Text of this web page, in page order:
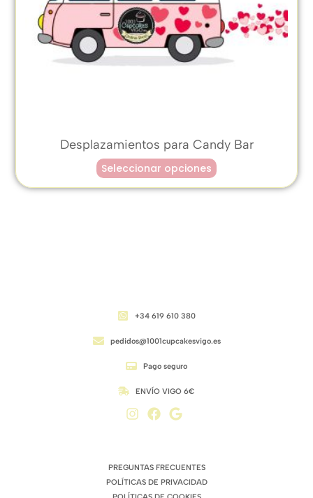
Desplazamientos para Candy Bar
Seleccionar opciones
+34 619 610 380
pedidos@1001cupcakesvigo.es
Pago seguro
ENVÍO VIGO 6€
PREGUNTAS FRECUENTES
POLÍTICAS DE PRIVACIDAD